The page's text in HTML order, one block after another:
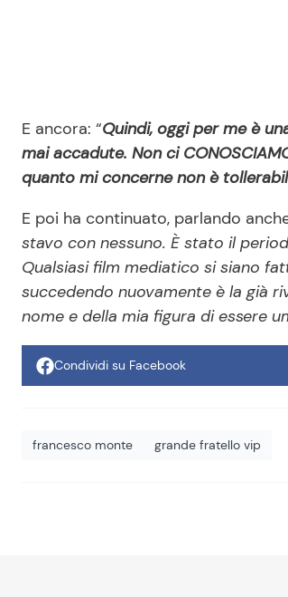
E ancora: “Quindi, oggi per me è
mai accadute. Non ci
quanto mi concerne non è
E poi ha continuato, parlando
stavo con nessuno. È stato il
Qualsiasi film mediatico si siano
succedendo nuovamente è la già
nome e della mia figura di essere
Condividi su Facebook
francesco monte grande fratello vip